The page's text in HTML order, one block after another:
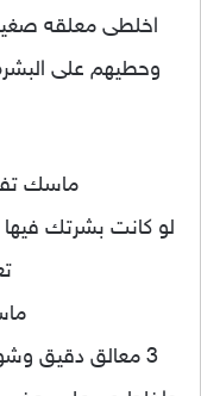
اخلطى معلقه
وحطيهم على
ماسك
لو كانت بشرتك
3 معالق دقيق